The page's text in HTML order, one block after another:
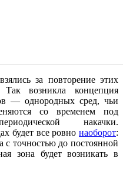
за повторение этих
возникла концепция
— однородных сред, чьи
со временем под
накачки.
будет все ровно наоборот:
с точностью до постоянной
зона будет возникать в